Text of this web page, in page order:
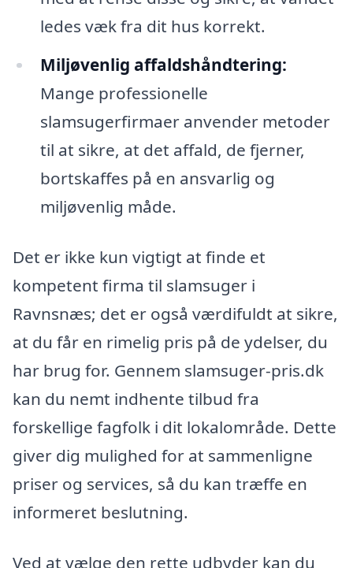
ledes væk fra dit hus korrekt.
Miljøvenlig affaldshåndtering:
Mange professionelle
slamsugerfirmaer anvender metoder
til at sikre, at det affald, de fjerner,
bortskaffes på en ansvarlig og
miljøvenlig måde.
Det er ikke kun vigtigt at finde et
kompetent firma til slamsuger i
Ravnsnæs; det er også værdifuldt at sikre,
at du får en rimelig pris på de ydelser, du
har brug for. Gennem slamsuger-pris.dk
kan du nemt indhente tilbud fra
forskellige fagfolk i dit lokalområde. Dette
giver dig mulighed for at sammenligne
priser og services, så du kan træffe en
informeret beslutning.
Ved at vælge den rette udbyder kan du